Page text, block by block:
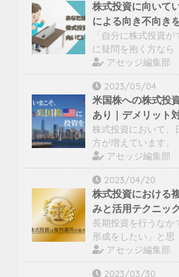
株式投資に向いて
による向き不向き
「自分に株式投資
に疑問を抱く方なら
アセッジ編集部
2023/05/04
米国株への株式投
あり｜デメリット
株式投資において、
方が増えています。
アセッジ編集部
2023/04/20
株式投資における
みと活用テクニッ
長期投資を行うなか
形成をしたい」と思
アセッジ編集部
2023/03/30